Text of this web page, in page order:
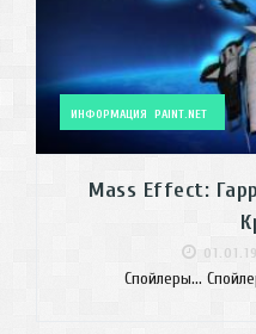
ИНФОРМАЦИЯ PAINT.NET
Mass Effect:
Спойлеры...